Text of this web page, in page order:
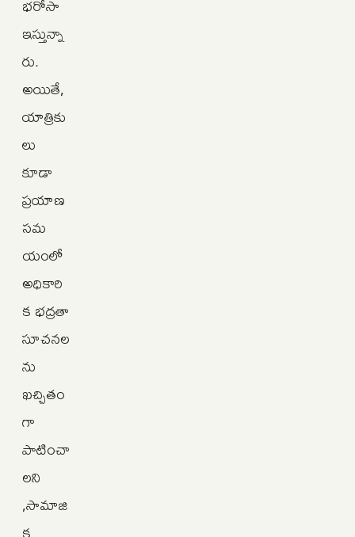
భరోసా
ఇస్తున్నా
రు.
అయితే,
యాత్రికు
లు
కూడా
ప్రయాణ
సమ
యంలో
అధికారి
క భద్రతా
సూచనల
ను
ఖచ్చితం
గా
పాటించా
లని
,సామాజి